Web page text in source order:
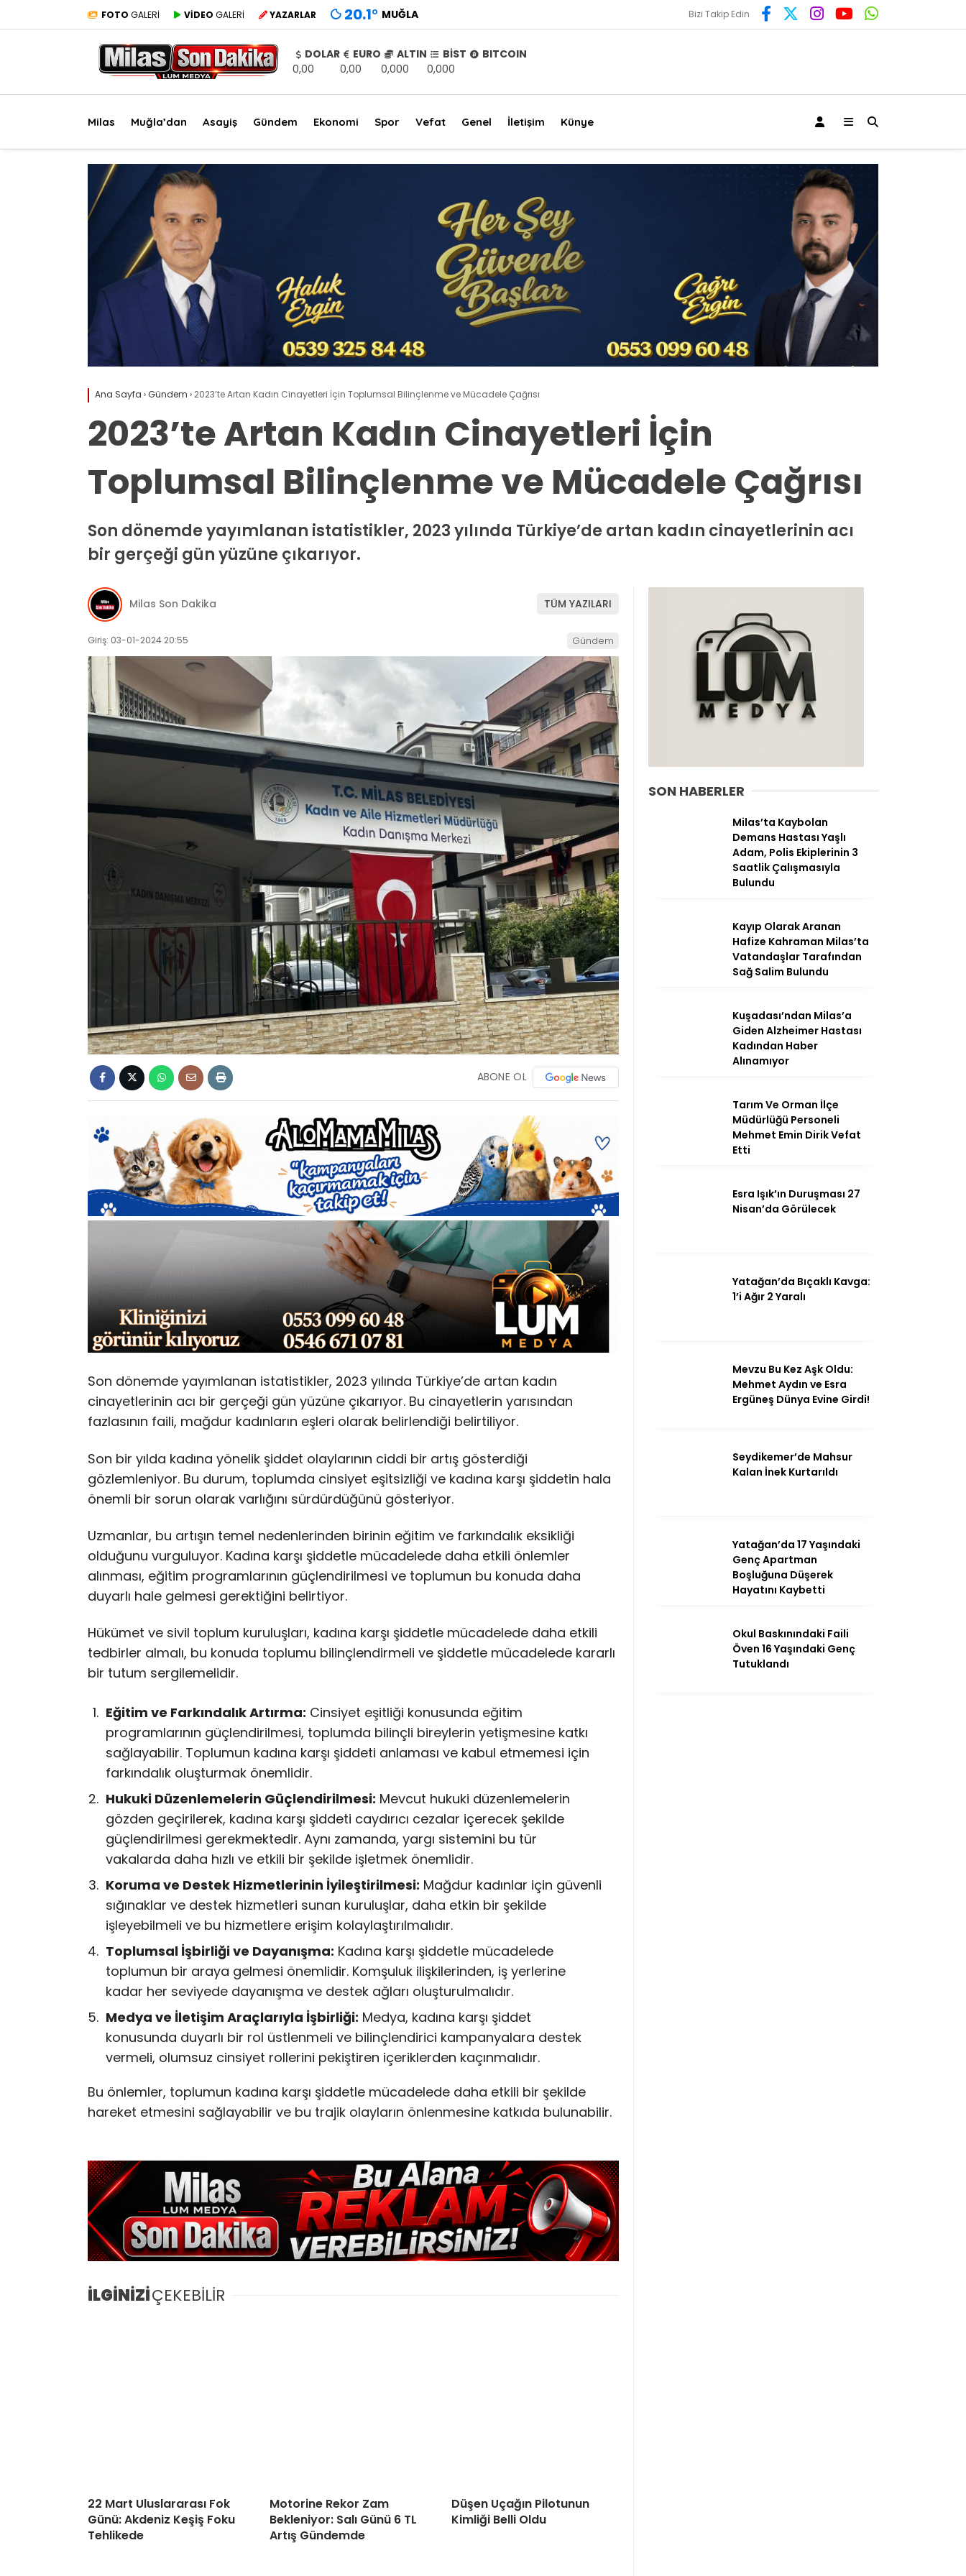
Milas
Ekonomi
Spor
Vefat
İletişim
Facebook
Instagram
FOTO GALERİ VİDEO GALERİ YAZARLAR 20.1° MUĞLA Bizi Takip Edin
DOLAR
0,00
EURO
0,00
ALTIN
0,000
BİST
0,000
BITCOIN
Milas Muğla’dan Asayiş Gündem Ekonomi Spor Vefat Genel İletişim Künye
Ana Sayfa ›Gündem › 2023’te Artan Kadın Cinayetleri İçin Toplumsal Bilinçlenme ve Mücadele Çağrısı
2023’te Artan Kadın Cinayetleri İçin
Toplumsal Bilinçlenme ve Mücadele Çağrısı
Son dönemde yayımlanan istatistikler, 2023 yılında Türkiye’de artan kadın cinayetlerinin acı
bir gerçeği gün yüzüne çıkarıyor.
Milas Son Dakika TÜM YAZILARI
Giriş: 03-01-2024 20:55 Gündem
ABONE OL
Son dönemde yayımlanan istatistikler, 2023 yılında Türkiye’de artan kadın
cinayetlerinin acı bir gerçeği gün yüzüne çıkarıyor. Bu cinayetlerin yarısından
fazlasının faili, mağdur kadınların eşleri olarak belirlendiği belirtiliyor.
Son bir yılda kadına yönelik şiddet olaylarının ciddi bir artış gösterdiği
gözlemleniyor. Bu durum, toplumda cinsiyet eşitsizliği ve kadına karşı şiddetin hala
önemli bir sorun olarak varlığını sürdürdüğünü gösteriyor.
Uzmanlar, bu artışın temel nedenlerinden birinin eğitim ve farkındalık eksikliği
olduğunu vurguluyor. Kadına karşı şiddetle mücadelede daha etkili önlemler
alınması, eğitim programlarının güçlendirilmesi ve toplumun bu konuda daha
duyarlı hale gelmesi gerektiğini belirtiyor.
Hükümet ve sivil toplum kuruluşları, kadına karşı şiddetle mücadelede daha etkili
tedbirler almalı, bu konuda toplumu bilinçlendirmeli ve şiddetle mücadelede kararlı
bir tutum sergilemelidir.
Eğitim ve Farkındalık Artırma: Cinsiyet eşitliği konusunda eğitim
programlarının güçlendirilmesi, toplumda bilinçli bireylerin yetişmesine katkı
sağlayabilir. Toplumun kadına karşı şiddeti anlaması ve kabul etmemesi için
farkındalık oluşturmak önemlidir.
Hukuki Düzenlemelerin Güçlendirilmesi: Mevcut hukuki düzenlemelerin
gözden geçirilerek, kadına karşı şiddeti caydırıcı cezalar içerecek şekilde
güçlendirilmesi gerekmektedir. Aynı zamanda, yargı sistemini bu tür
vakalarda daha hızlı ve etkili bir şekilde işletmek önemlidir.
Koruma ve Destek Hizmetlerinin İyileştirilmesi: Mağdur kadınlar için güvenli
sığınaklar ve destek hizmetleri sunan kuruluşlar, daha etkin bir şekilde
işleyebilmeli ve bu hizmetlere erişim kolaylaştırılmalıdır.
Toplumsal İşbirliği ve Dayanışma: Kadına karşı şiddetle mücadelede
toplumun bir araya gelmesi önemlidir. Komşuluk ilişkilerinden, iş yerlerine
kadar her seviyede dayanışma ve destek ağları oluşturulmalıdır.
Medya ve İletişim Araçlarıyla İşbirliği: Medya, kadına karşı şiddet
konusunda duyarlı bir rol üstlenmeli ve bilinçlendirici kampanyalara destek
vermeli, olumsuz cinsiyet rollerini pekiştiren içeriklerden kaçınmalıdır.
Bu önlemler, toplumun kadına karşı şiddetle mücadelede daha etkili bir şekilde
hareket etmesini sağlayabilir ve bu trajik olayların önlenmesine katkıda bulunabilir.
İLGİNİZİÇEKEBİLİR
22 Mart Uluslararası Fok
Günü: Akdeniz Keşiş Foku
Tehlikede
Motorine Rekor Zam
Bekleniyor: Salı Günü 6 TL
Artış Gündemde
Düşen Uçağın Pilotunun
Kimliği Belli Oldu
SON HABERLER
Milas’ta Kaybolan
Demans Hastası Yaşlı
Adam, Polis Ekiplerinin 3
Saatlik Çalışmasıyla
Bulundu
Kayıp Olarak Aranan
Hafize Kahraman Milas’ta
Vatandaşlar Tarafından
Sağ Salim Bulundu
Kuşadası’ndan Milas’a
Giden Alzheimer Hastası
Kadından Haber
Alınamıyor
Tarım Ve Orman İlçe
Müdürlüğü Personeli
Mehmet Emin Dirik Vefat
Etti
Esra Işık’ın Duruşması 27
Nisan’da Görülecek
Yatağan’da Bıçaklı Kavga:
1’i Ağır 2 Yaralı
Mevzu Bu Kez Aşk Oldu:
Mehmet Aydın ve Esra
Ergüneş Dünya Evine Girdi!
Seydikemer’de Mahsur
Kalan İnek Kurtarıldı
Yatağan’da 17 Yaşındaki
Genç Apartman
Boşluğuna Düşerek
Hayatını Kaybetti
Okul Baskınındaki Faili
Öven 16 Yaşındaki Genç
Tutuklandı